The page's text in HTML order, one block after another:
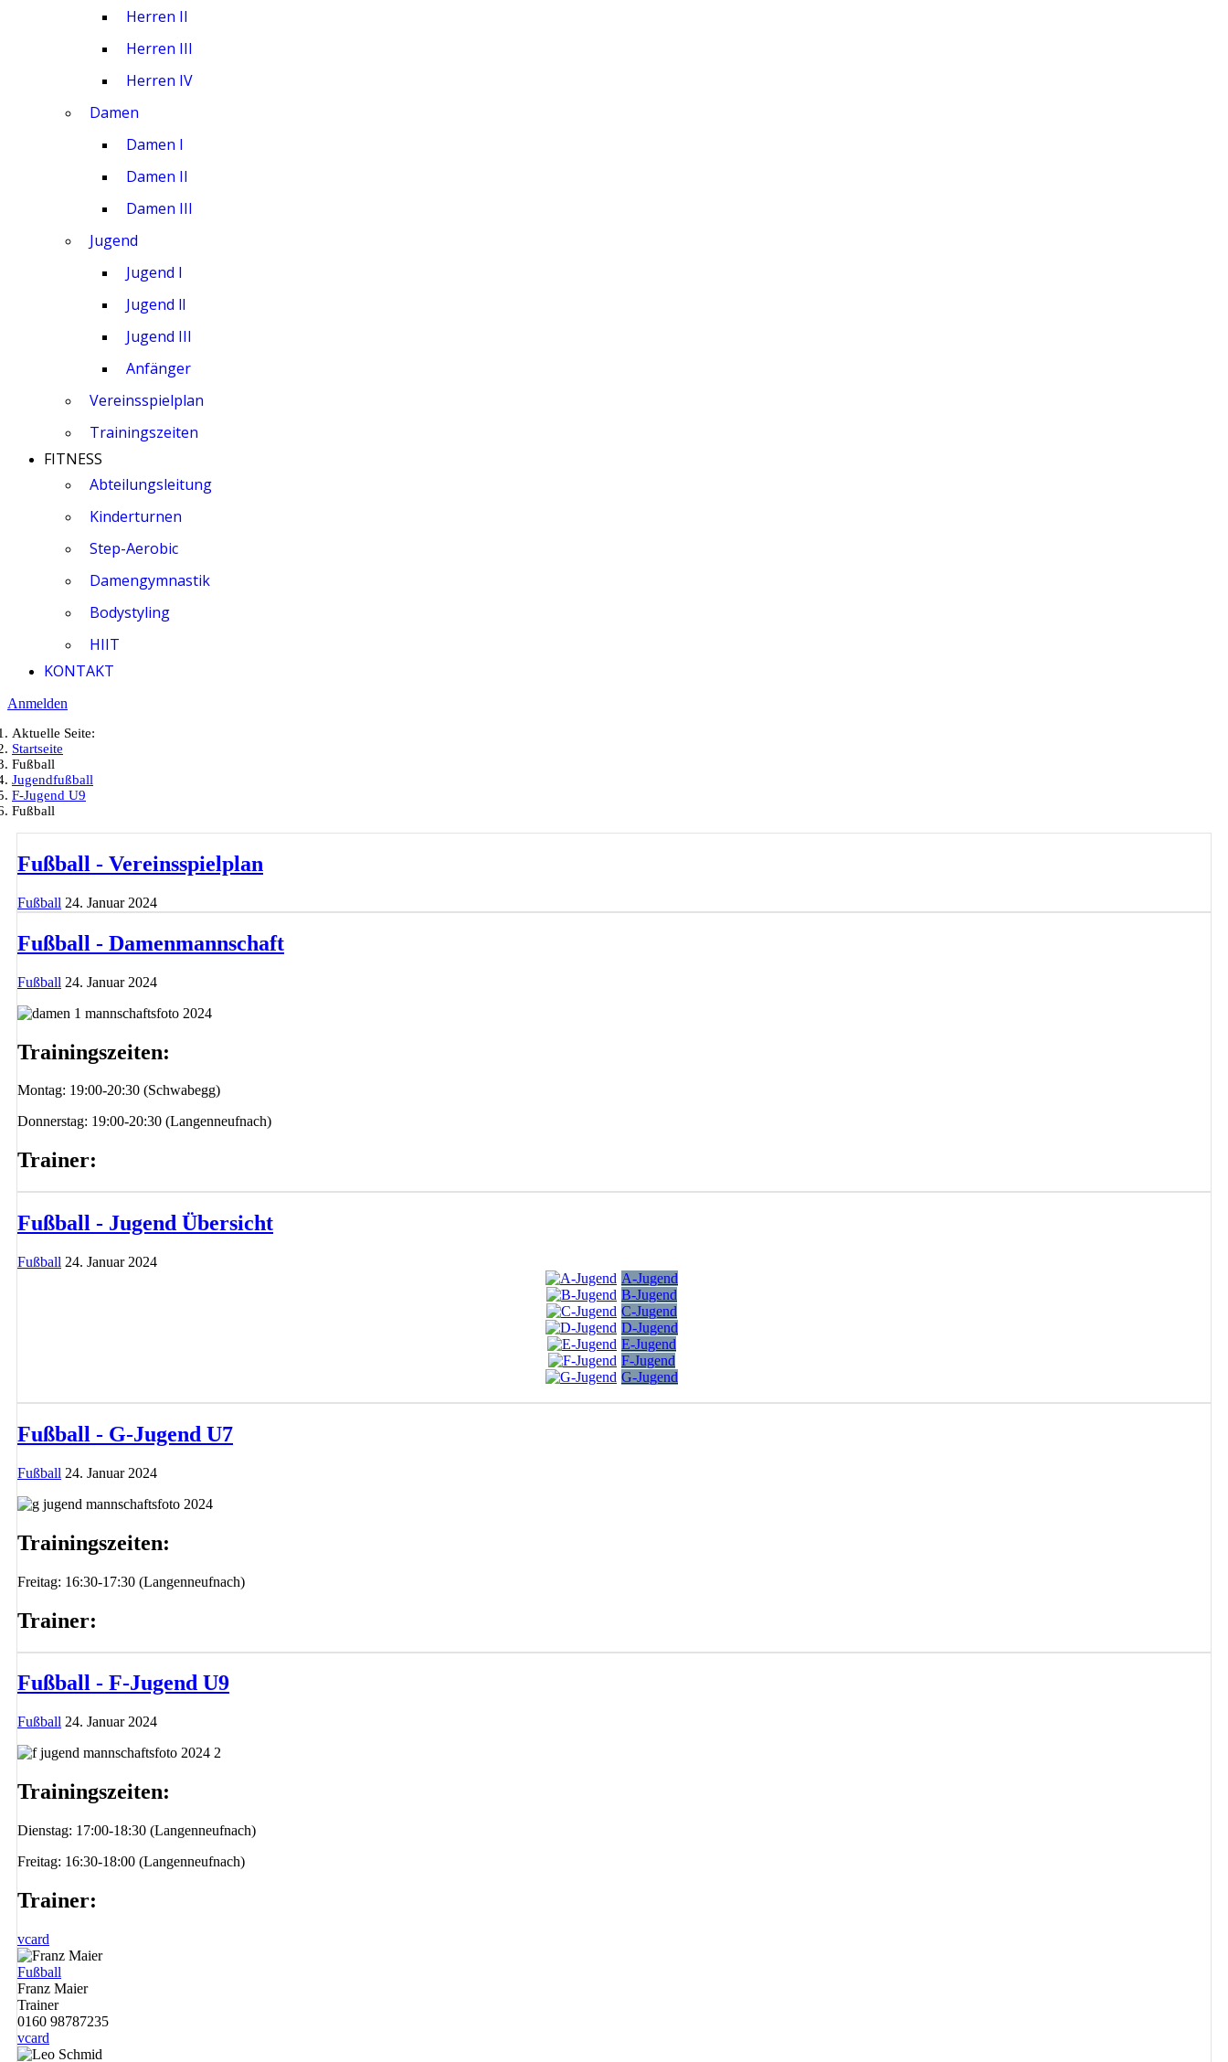
Herren II
Herren III
Herren IV
Damen
Damen I
Damen II
Damen III
Jugend
Jugend I
Jugend ll
Jugend III
Anfänger
Vereinsspielplan
Trainingszeiten
FITNESS
Abteilungsleitung
Kinderturnen
Step-Aerobic
Damengymnastik
Bodystyling
HIIT
KONTAKT
Anmelden
Aktuelle Seite:
Startseite
Fußball
Jugendfußball
F-Jugend U9
Fußball
Fußball - Vereinsspielplan
Fußball 24. Januar 2024
Fußball - Damenmannschaft
Fußball 24. Januar 2024
Trainingszeiten:
Montag: 19:00-20:30 (Schwabegg)
Donnerstag: 19:00-20:30 (Langenneufnach)
Trainer:
Fußball - Jugend Übersicht
Fußball 24. Januar 2024
A-Jugend
B-Jugend
C-Jugend
D-Jugend
E-Jugend
F-Jugend
G-Jugend
Fußball - G-Jugend U7
Fußball 24. Januar 2024
Trainingszeiten:
Freitag: 16:30-17:30 (Langenneufnach)
Trainer:
Fußball - F-Jugend U9
Fußball 24. Januar 2024
Trainingszeiten:
Dienstag: 17:00-18:30 (Langenneufnach)
Freitag: 16:30-18:00 (Langenneufnach)
Trainer:
vcard
Fußball
Franz Maier
Trainer
0160 98787235
vcard